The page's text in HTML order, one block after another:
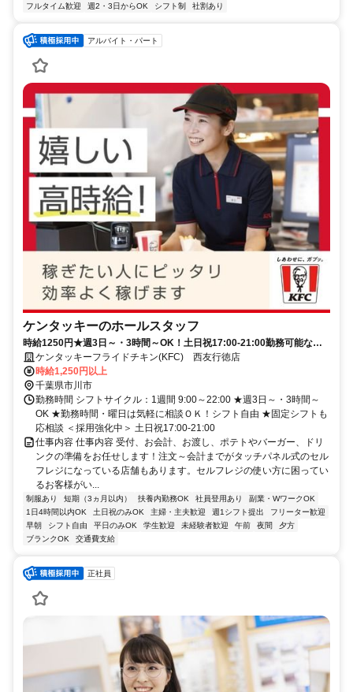
フルタイム歓迎
週2・3日からOK シフト制 社割あり
アルバイト・パート
ケンタッキーのホールスタッフ
時給1250円★週3日～・3時間～OK！土日祝17:00-21:00勤務可能な方
大歓迎♪
ケンタッキーフライドチキン(KFC) 西友行徳店
時給1,250円以上
千葉県市川市
勤務時間 シフトサイクル：1週間 9:00～22:00 ★週3日～・3時間～
OK ★勤務時間・曜日は気軽に相談ＯＫ！シフト自由 ★固定シフトも
応相談 ＜採用強化中＞ 土日祝17:00-21:00
仕事内容 仕事内容 受付、お会計、お渡し、ポテトやバーガー、ドリ
ンクの準備をお任せします！注文～会計までがタッチパネル式のセル
フレジになっている店舗もあります。セルフレジの使い方に困ってい
るお客様がい...
制服あり 短期（3ヵ月以内） 扶養内勤務OK 社員登用あり
副業・WワークOK
1日4時間以内OK
土日祝のみOK 主婦・主夫歓迎 週1シフト提出
フリーター歓迎
早朝
シフト自由 平日のみOK 学生歓迎 未経験者歓迎 午前 夜間
夕方
ブランクOK
交通費支給
正社員